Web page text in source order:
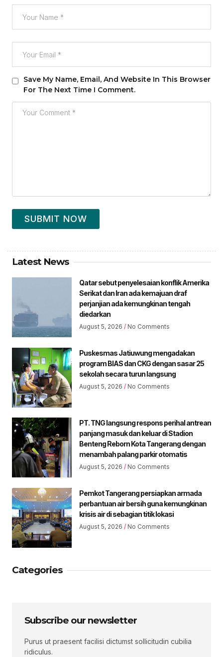
Save My Name, Email, And Website In This Browser
For The Next Time I Comment.
SUBMIT NOW
Latest News
Qatar sebut penyelesaian konflik Amerika
Serikat dan Iran ada kemajuan draf
perjanjian ada kemungkinan tengah
diedarkan
August 5, 2026 No Comments
Puskesmas Jatiuwung mengadakan
program BIAS dan CKG dengan sasar 25
sekolah secara turun langsung
August 5, 2026 No Comments
PT. TNG langsung respons perihal antrean
panjang masuk dan keluar di Stadion
Benteng Reborn Kota Tangerang dengan
menambah palang parkir otomatis
August 5, 2026 No Comments
Pemkot Tangerang persiapkan armada
perbantuan air bersih guna kemungkinan
krisis air di sebagian titik lokasi
August 5, 2026 No Comments
Categories
Subscribe our newsletter
Purus ut praesent facilisi dictumst sollicitudin cubilia
ridiculus.